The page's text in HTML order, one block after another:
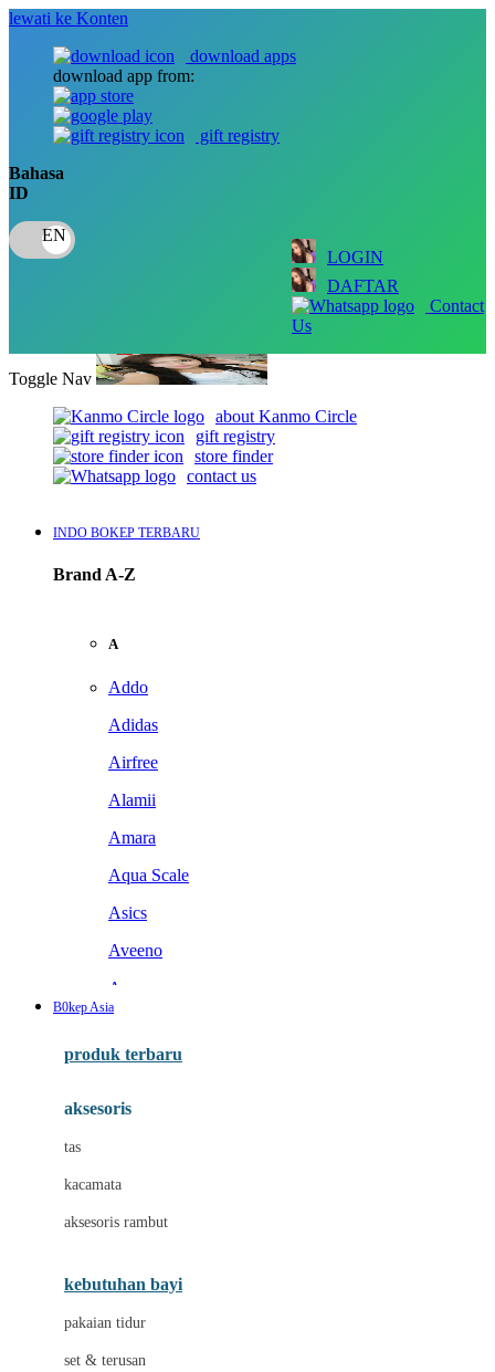
lewati ke Konten
download apps
download app from:
gift registry
Bahasa
ID
LOGIN
DAFTAR
Contact
Us
Toggle Nav
about Kanmo Circle
gift registry
store finder
contact us
INDO BOKEP TERBARU
Brand A-Z
A
Addo
Adidas
Airfree
Alamii
Amara
Aqua Scale
Asics
Aveeno
Awan
Baabaasheepz
Baby Dove
Baby Jogger
B0kep Asia
produk terbaru
aksesoris
tas
kacamata
aksesoris rambut
kebutuhan bayi
pakaian tidur
set & terusan